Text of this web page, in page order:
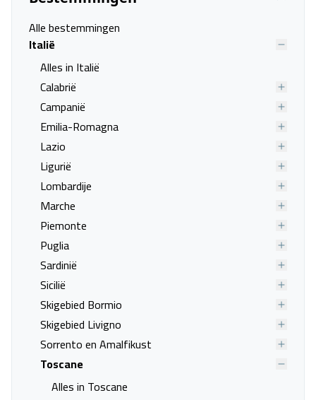
Alle bestemmingen
Italië
Alles in Italië
Calabrië
Campanië
Emilia-Romagna
Lazio
Ligurië
Lombardije
Marche
Piemonte
Puglia
Sardinië
Sicilië
Skigebied Bormio
Skigebied Livigno
Sorrento en Amalfikust
Toscane
Alles in Toscane
Last minute naar Milaan
Last minute naar San Vittore
Last minute naar Saronno
Last minute naar Varese
Last minute naar Fano
Last minute naar Gradara
Last minute naar
Grottammare
Last minute naar
Monteciccardo
Last minute naar Pesaro
Last minute naar Sant'Elpidio
a Mare
Last minute naar Senigallia
Last minute naar Serrungarina
Last minute naar Fonteblanda
Last minute naar Orbetello
Last minute naar Porto Santo
Last minute naar Talamone
Last minute naar Alba